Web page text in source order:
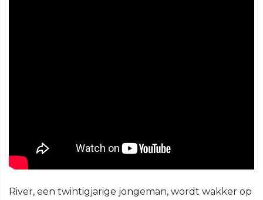
River, een twintigjarige jongeman, wordt wakker op